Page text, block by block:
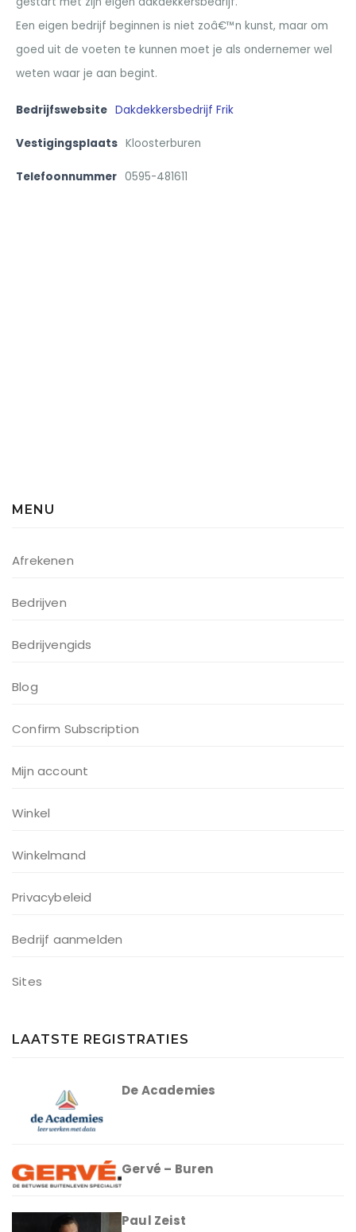
Een eigen bedrijf beginnen is niet zoâ€™n kunst, maar om
goed uit de voeten te kunnen moet je als ondernemer wel
weten waar je aan begint.
Bedrijfswebsite Dakdekkersbedrijf Frik
Vestigingsplaats Kloosterburen
Telefoonnummer 0595-481611
MENU
Afrekenen
Bedrijven
Bedrijvengids
Blog
Confirm Subscription
Mijn account
Winkel
Winkelmand
Privacybeleid
Bedrijf aanmelden
Sites
LAATSTE REGISTRATIES
De Academies
Gervé – Buren
Paul Zeist